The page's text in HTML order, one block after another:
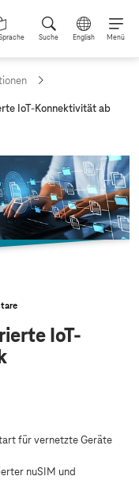
Suche English Menü
IoT-Konnektivität ab
IoT-
für vernetzte Geräte
nuSIM und